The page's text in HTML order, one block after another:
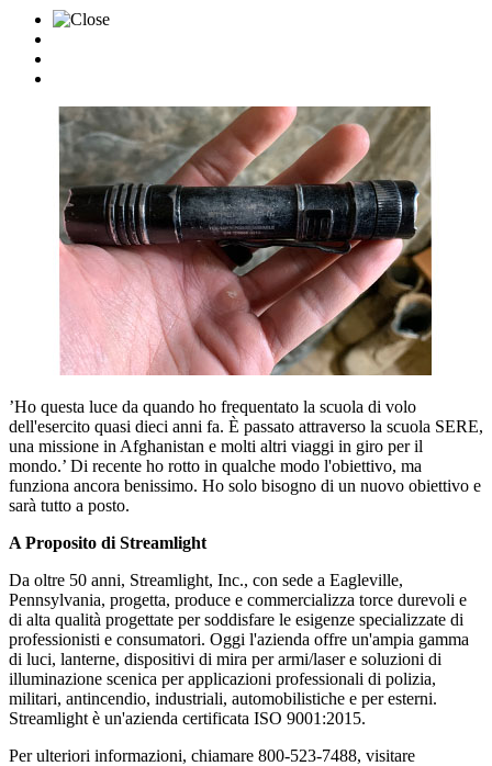
’Ho questa luce da quando ho frequentato la scuola di volo
dell'esercito quasi dieci anni fa. È passato attraverso la scuola SERE,
una missione in Afghanistan e molti altri viaggi in giro per il
mondo.’ Di recente ho rotto in qualche modo l'obiettivo, ma
funziona ancora benissimo. Ho solo bisogno di un nuovo obiettivo e
sarà tutto a posto.
A Proposito di Streamlight
Da oltre 50 anni, Streamlight, Inc., con sede a Eagleville,
Pennsylvania, progetta, produce e commercializza torce durevoli e
di alta qualità progettate per soddisfare le esigenze specializzate di
professionisti e consumatori. Oggi l'azienda offre un'ampia gamma
di luci, lanterne, dispositivi di mira per armi/laser e soluzioni di
illuminazione scenica per applicazioni professionali di polizia,
militari, antincendio, industriali, automobilistiche e per esterni.
Streamlight è un'azienda certificata ISO 9001:2015.
Per ulteriori informazioni, chiamare 800-523-7488, visitare